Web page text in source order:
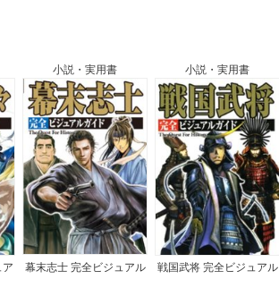
ア
小説・実用書
幕末志士 完全ビジュアル
小説・実用書
戦国武将 完全ビジュアル